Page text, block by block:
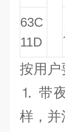
63C
11D
按用户
⒈ 带
样，并